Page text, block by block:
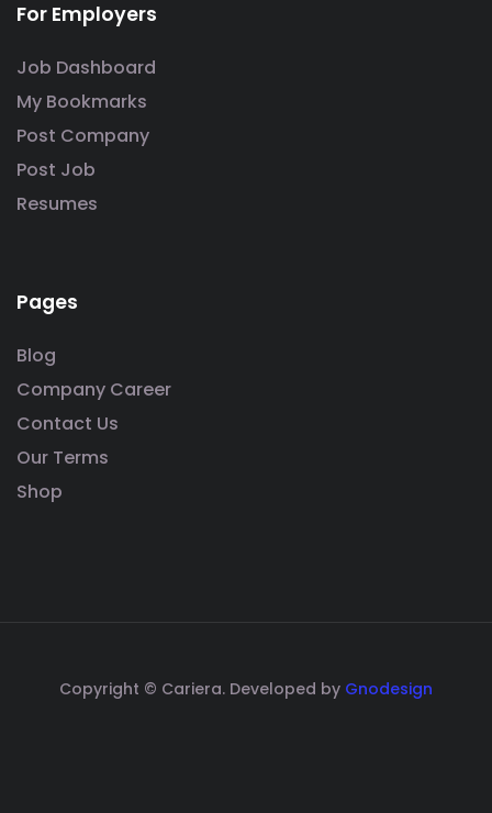
For Employers
Job Dashboard
My Bookmarks
Post Company
Post Job
Resumes
Pages
Blog
Company Career
Contact Us
Our Terms
Shop
Copyright © Cariera. Developed by Gnodesign